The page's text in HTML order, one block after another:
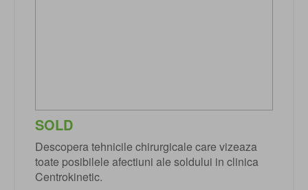
SOLD
Descopera tehnicile chirurgicale care vizeaza
toate posibilele afectiuni ale soldului in clinica
Centrokinetic.